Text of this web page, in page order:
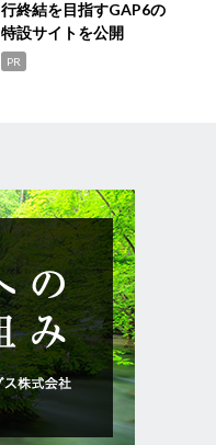
行終結を目指すGAP6の
特設サイトを公開
PR